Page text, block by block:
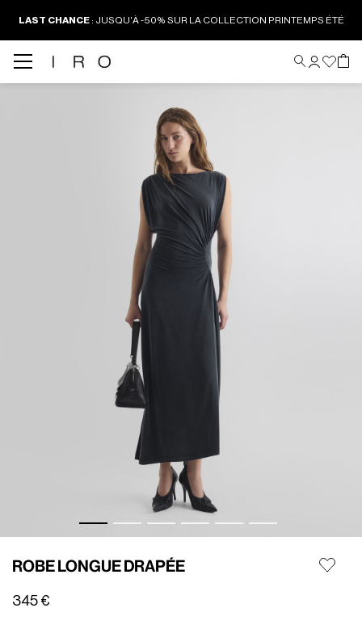
LAST CHANCE: JUSQU'À -50% SUR LA COLLECTION PRINTEMPS ÉTÉ
ROBE LONGUE DRAPÉE
345 €